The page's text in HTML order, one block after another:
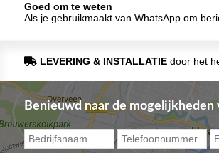
Goed om te weten
Als je gebruikmaakt van WhatsApp om
LEVERING & INSTALLATIEdoor het
Benieuwd naar de mogelijkheden